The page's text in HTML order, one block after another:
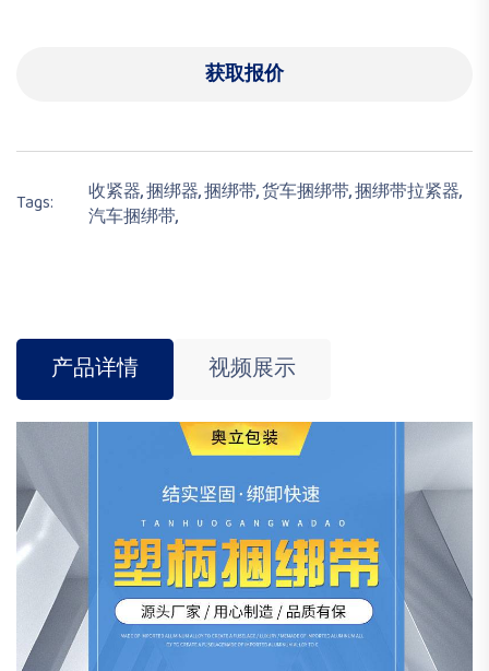
获取报价
Tags: 收紧器,捆绑器,捆绑带,货车捆绑带,捆绑带拉紧器,
汽车捆绑带,
产品详情 视频展示